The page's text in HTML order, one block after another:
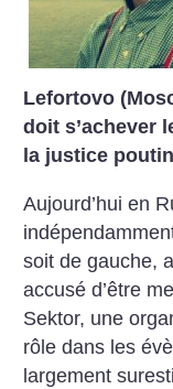
Lefortovo
doit s’achever
la justice
Aujourd’hui en
soit de gauche,
accusé d’être
Sektor, une
rôle dans les
largement